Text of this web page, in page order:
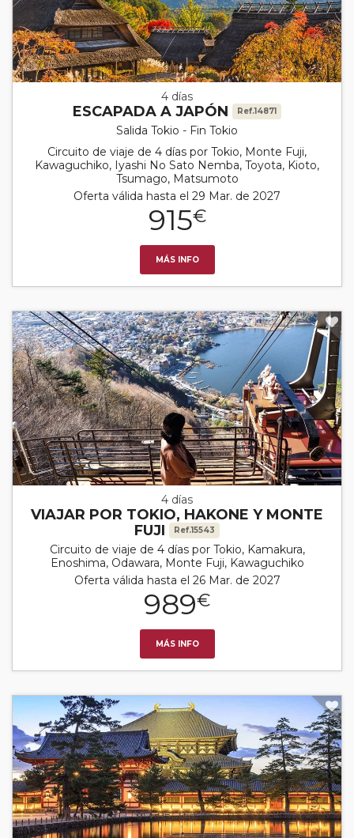
4 días
ESCAPADA A JAPÓN Ref.14871
Salida Tokio - Fin Tokio
Circuito de viaje de 4 días por Tokio, Monte Fuji,
Kawaguchiko, Iyashi No Sato Nemba, Toyota, Kioto,
Tsumago, Matsumoto
Oferta válida hasta el 29 Mar. de 2027
915€
MÁS INFO
4 días
VIAJAR POR TOKIO, HAKONE Y MONTE
FUJI
Ref.15543
Circuito de viaje de 4 días por Tokio, Kamakura,
Enoshima, Odawara, Monte Fuji, Kawaguchiko
Oferta válida hasta el 26 Mar. de 2027
989€
MÁS INFO